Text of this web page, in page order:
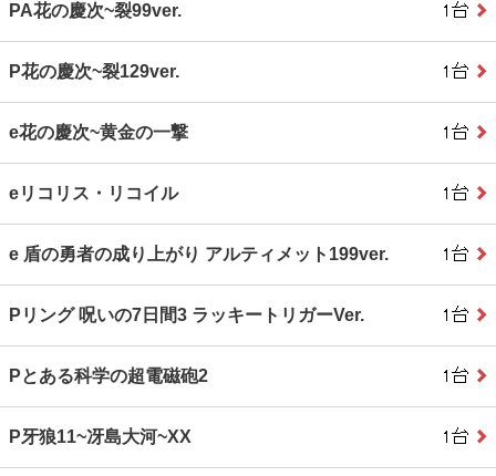
PA花の慶次~裂99ver.
P花の慶次~裂129ver.
e花の慶次~黄金の一撃
eリコリス・リコイル
e 盾の勇者の成り上がり アルティメット199ver.
Pリング 呪いの7日間3 ラッキートリガーVer.
Pとある科学の超電磁砲2
P牙狼11~冴島大河~XX